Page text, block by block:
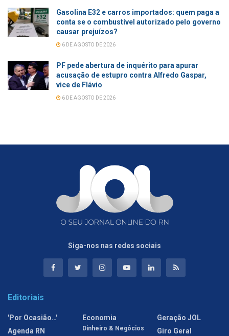
Gasolina E32 e carros importados: quem paga a
conta se o combustível autorizado pelo governo
causar prejuízos?
6 DE AGOSTO DE 2026
PF pede abertura de inquérito para apurar
acusação de estupro contra Alfredo Gaspar,
vice de Flávio
6 DE AGOSTO DE 2026
Siga-nos nas redes sociais
Editoriais
'Por Ocasião…'
Agenda RN
Economia
Dinheiro & Negócios
Geração JOL
Giro Geral